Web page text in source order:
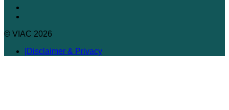
© VIAC 2026
Disclaimer & Privacy